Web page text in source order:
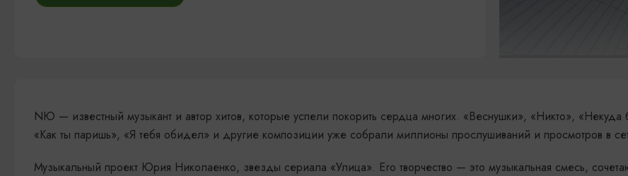
NЮ — известный музыкант и автор хитов, которые успели покорить сердца многих. «Веснушки», «Никто», «Некуда
«Как ты паришь», «Я тебя обидел» и другие композиции уже собрали миллионы прослушиваний и просмотров в
Музыкальный проект Юрия Николаенко, звезды сериала «Улица». Его творчество — это музыкальная смесь,